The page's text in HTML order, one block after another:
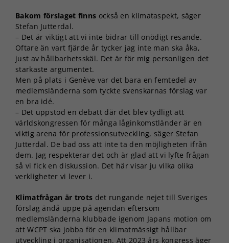
Bakom förslaget finns också en klimataspekt, säger
Stefan Jutterdal.
– Det är viktigt att vi inte bidrar till onödigt resande.
Oftare än vart fjärde år tycker jag inte man ska åka,
just av hållbarhetsskäl. Det är för mig personligen det
starkaste argumentet.
Men på plats i Genève var det bara en femtedel av
medlemsländerna som tyckte svenskarnas förslag var
en bra idé.
– Det uppstod en debatt där det blev tydligt att
världskongressen för många låginkomstländer är en
viktig arena för professionsutveckling, säger Stefan
Jutterdal. De bad oss att inte ta den möjligheten ifrån
dem. Jag respekterar det och är glad att vi lyfte frågan
så vi fick en diskussion. Det här visar ju vilka olika
verkligheter vi lever i.
Klimatfrågan är trots det rungande nejet till Sveriges
förslag ändå uppe på agendan eftersom
medlemsländerna klubbade igenom Japans motion om
att WCPT ska jobba för en klimatmässigt hållbar
utveckling i organisationen. Att 2023 års kongress äger